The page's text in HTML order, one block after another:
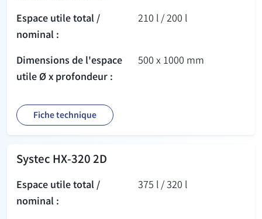
Espace utile total /
nominal :
210 l / 200 l
Dimensions de l'espace
utile Ø x profondeur :
500 x 1000 mm
Fiche technique
Systec HX-320 2D
Espace utile total /
nominal :
375 l / 320 l